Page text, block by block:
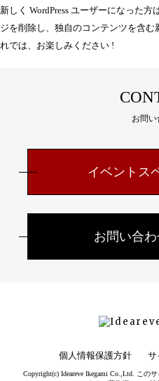
新しく WordPress ユーザーになった方は
ジを削除し、独自のコンテンツを含
れでは、お楽しみください !
お問
イベントス
お問い合
個人情報保護方針 サ
Copyright(c) Ideareve Ikegami Co.,Ltd. この